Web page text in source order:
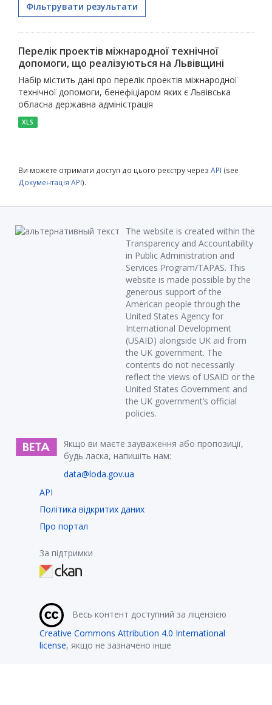
Фільтрувати результати
Перелік проектів міжнародної технічної
допомоги, що реалізуються на Львівщині
Набір містить дані про перелік проектів міжнародної
технічної допомоги, бенефіціаром яких є Львівська
обласна державна адміністрація
XLS
Ви можете отримати доступ до цього реєстру через API (see
Документація API).
The website is created within the
Transparency and Accountability
in Public Administration and
Services Program/TAPAS. This
website is made possible by the
generous support of the
American people through the
United States Agency for
International Development
(USAID) alongside UK aid from
the UK government. The
contents do not necessarily
reflect the views of USAID or the
United States Government and
the UK government’s official
policies.
Якщо ви маєте зауваження або пропозиції,
будь ласка, напишіть нам:
data@loda.gov.ua
API
Політика відкритих даних
Про портал
За підтримки
Весь контент доступний за ліцензією
Creative Commons Attribution 4.0 International
license, якщо не зазначено інше